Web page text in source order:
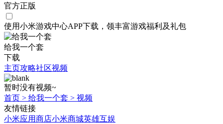
官方正版
使用小米游戏中心APP下载 ，领丰富游戏福利 及礼包
给我一个套
下载
主页攻略社区视频
暂时没有视频~
首页 > 给我一个套 > 视频
友情链接
小米应用商店小米商城英雄互娱